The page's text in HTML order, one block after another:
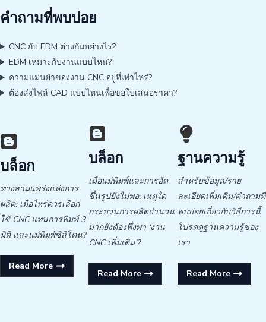
คำถามที่พบบ่อย
CNC กับ EDM ต่างกันอย่างไร?
EDM เหมาะกับงานแบบไหน?
ความแม่นยำของงาน CNC อยู่ที่เท่าไหร่?
ต้องส่งไฟล์ CAD แบบไหนเพื่อขอใบเสนอราคา?
บล็อก
ทางสามแพร่งแห่งการ
ผลิต: เมื่อไหร่ควรเลือก
ใช้ CNC แทนการพิมพ์ 3
มิติ และแม่พิมพ์ซิลิโคน?
Read More
บล็อก
เมื่อแม่พิมพ์และการอัด
ขึ้นรูปยังไม่พอ: เหตุใด
กระบวนการผลิตจำนวน
มากยังต้องพึ่งพา ‘งาน
CNC เพิ่มเติม’?
Read More
ฐานความรู้
สำหรับข้อมูล/ราย
ละเอียดเพิ่มเติม/คำถามที่
พบบ่อยเกี่ยวกับวิธีการนี้
โปรดดูฐานความรู้ของ
เรา
Read More